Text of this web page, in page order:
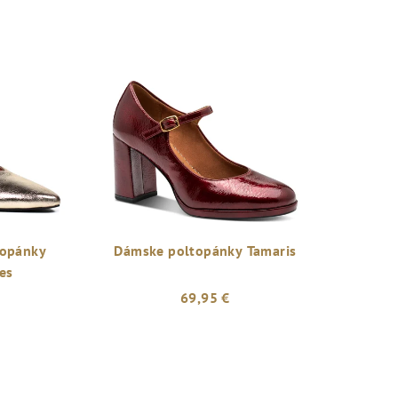
Dámske poltopánky Tamaris
69,95 €